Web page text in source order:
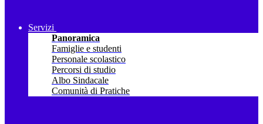
Servizi
Panoramica
Famiglie e studenti
Personale scolastico
Percorsi di studio
Albo Sindacale
Comunità di Pratiche